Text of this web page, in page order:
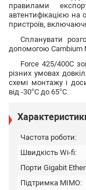
правилами
автентифікацією на
пристроїв,
Спланувати
допомогою Cambium
Force 425/400C
різних умовах
схемі монтажу і
від -30°C до 65°C.
Частота роботи:
Швидкість Wi-fi:
Порти Gigabit
Підтримка MIMO: